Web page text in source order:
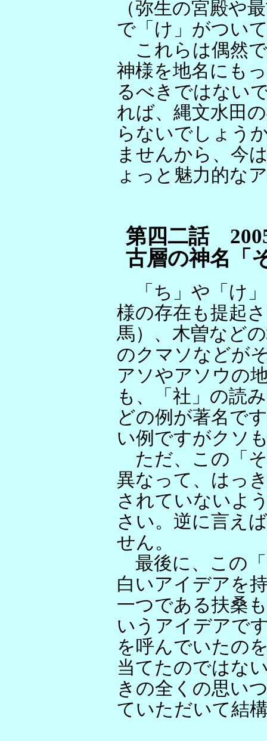
（弥生の宮殿や
で「け」がつい
これらは偶然
神様を地名にも
るべきではない
れば、縄文水田
らないでしょう
ませんから、今
ょっと魅力的な
第四二話
古層の神名「
「ち」や「け
様の存在も提起
馬）、木曽など
のクマソなどが
アソやアソウの
も、「社」の読
どの例が著名で
い例ですがクソ
ただ、この「
異なって、はっ
されていないよ
さい。逆に言え
せん。
最後に、この
白いアイデアを
一つである扶桑
いうアイデアで
を呼んでいたの
当てたのではな
きの全くの思い
ていただいて結